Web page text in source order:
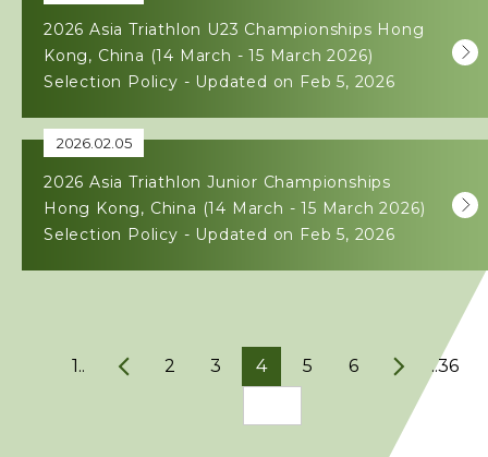
2026 Asia Triathlon U23 Championships Hong
Kong, China (14 March - 15 March 2026)
Selection Policy - Updated on Feb 5, 2026
2026.02.05
2026 Asia Triathlon Junior Championships
Hong Kong, China (14 March - 15 March 2026)
Selection Policy - Updated on Feb 5, 2026
1.. 2 3 4 5 6 ..36